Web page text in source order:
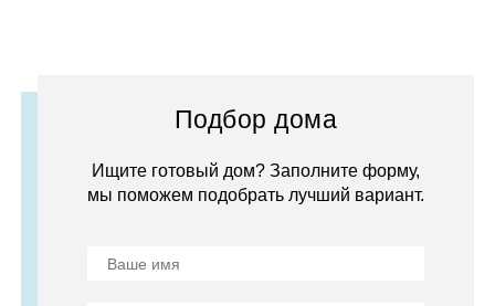
Подбор дома
Ищите готовый дом? Заполните форму,
мы поможем подобрать лучший вариант.